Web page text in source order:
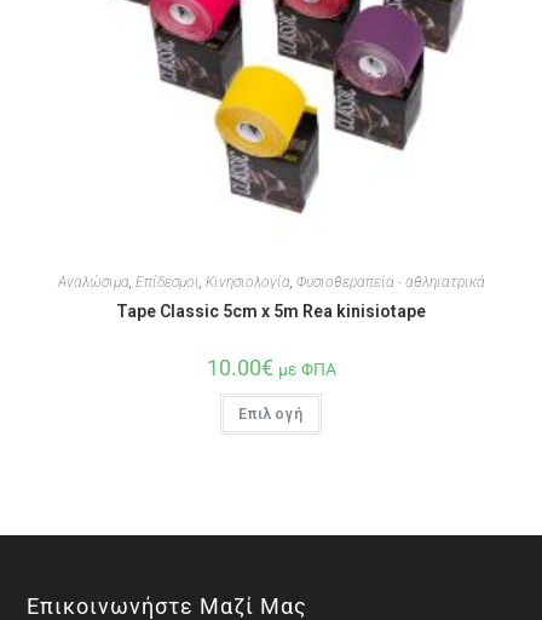
Αναλώσιμα, Επίδεσμοι, Κινησιολογία, Φυσιοθεραπεία - αθληιατρικά
Tape Classic 5cm x 5m Rea kinisiotape
10.00€ με ΦΠΑ
Επιλογή
Επικοινωνήστε Μαζί Μας